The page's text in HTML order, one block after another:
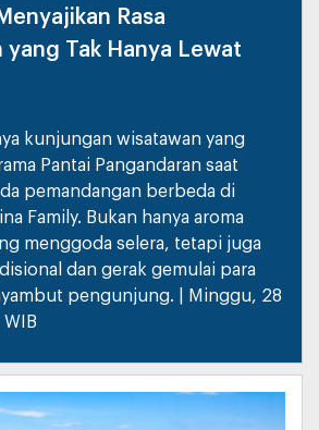
Rasa
yang Tak Hanya Lewat
kunjungan wisatawan yang
Pantai Pangandaran saat
pemandangan berbeda di
Family. Bukan hanya aroma
menggoda selera, tetapi juga
dan gerak gemulai para
pengunjung. | Minggu, 28